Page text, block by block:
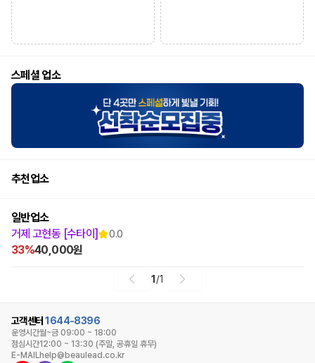
스페셜 업소
추천업소
일반업소
거제 고현동 [수타이]
0.0
33%40,000원
1 /1
고객센터 1644-8396
운영시간월~금 09:00 ~ 18:00
점심시간12:00 ~ 13:30 (주말, 공휴일 휴무)
E-MAILhelp@beaulead.co.kr